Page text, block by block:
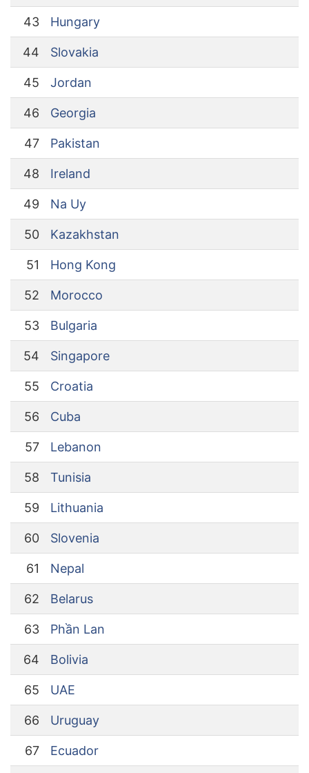
43 Hungary
44 Slovakia
45 Jordan
46 Georgia
47 Pakistan
48 Ireland
49 Na Uy
50 Kazakhstan
51 Hong Kong
52 Morocco
53 Bulgaria
54 Singapore
55 Croatia
56 Cuba
57 Lebanon
58 Tunisia
59 Lithuania
60 Slovenia
61 Nepal
62 Belarus
63 Phần Lan
64 Bolivia
65 UAE
66 Uruguay
67 Ecuador